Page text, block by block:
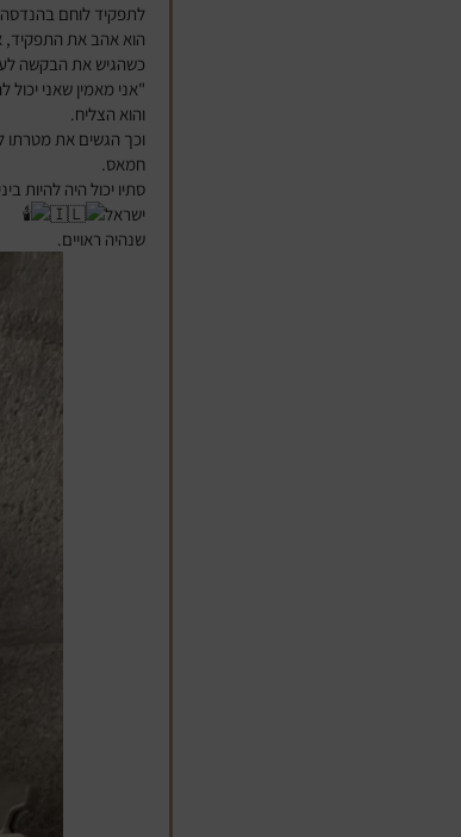
לתפקיד לוחם
הוא אהב את התפקיד,
כשהגיש את הבקשה
"אני מאמין שאני
והוא הצליח.
חמאס.
סתיו יכול היה להיות
ישראל
שנהיה ראויים.